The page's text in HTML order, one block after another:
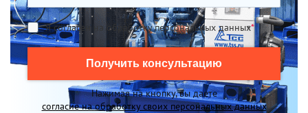
Я согласен на обработку персональных данных*
Получить консультацию
Нажимая на кнопку, вы даете
согласие на обработку своих персональных данных